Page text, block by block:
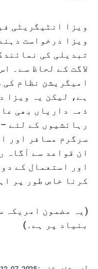
ویزا انٹیگریٹی
ویزا درخواست
تبدیلی کی
لاگت کے لحاظ سے۔
امیگریشن نظام
ہے، لیکن یہ ویزا
ذمہ داریاں بھی
رہائشیوں کے لئے
سرگرم مسافر اور
ان قواعد سے آگاہ
اور استعمال کے
کرنا خاص طور پر
(یہ مضمون امریکہ
بنیاد پر ہے۔)